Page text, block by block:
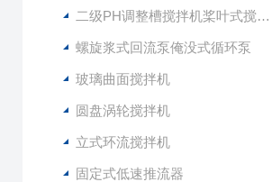
二级PH调整槽搅拌机桨叶式搅拌器
螺旋浆式回流泵俺没式循环泵
玻璃曲面搅拌机
圆盘涡轮搅拌机
立式环流搅拌机
固定式低速推流器